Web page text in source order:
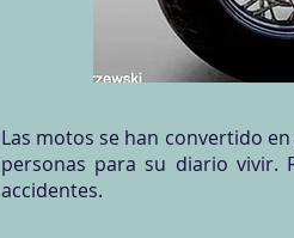
Las motos se han convertido
personas para su diario vivir.
accidentes.